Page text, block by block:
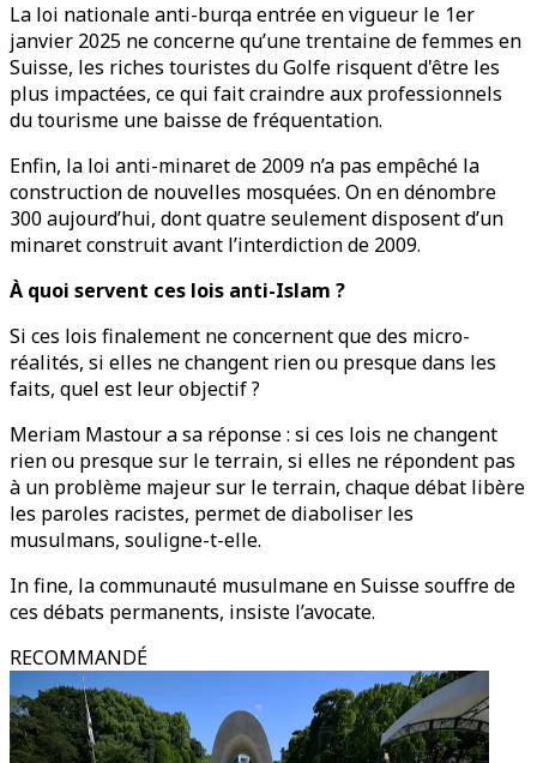
La loi nationale anti-burqa entrée en vigueur le 1er
janvier 2025 ne concerne qu’une trentaine de femmes en
Suisse, les riches touristes du Golfe risquent d'être les
plus impactées, ce qui fait craindre aux professionnels
du tourisme une baisse de fréquentation.
Enfin, la loi anti-minaret de 2009 n’a pas empêché la
construction de nouvelles mosquées. On en dénombre
300 aujourd’hui, dont quatre seulement disposent d’un
minaret construit avant l’interdiction de 2009.
À quoi servent ces lois anti-Islam ?
Si ces lois finalement ne concernent que des micro-
réalités, si elles ne changent rien ou presque dans les
faits, quel est leur objectif ?
Meriam Mastour a sa réponse : si ces lois ne changent
rien ou presque sur le terrain, si elles ne répondent pas
à un problème majeur sur le terrain, chaque débat libère
les paroles racistes, permet de diaboliser les
musulmans, souligne-t-elle.
In fine, la communauté musulmane en Suisse souffre de
ces débats permanents, insiste l’avocate.
RECOMMANDÉ